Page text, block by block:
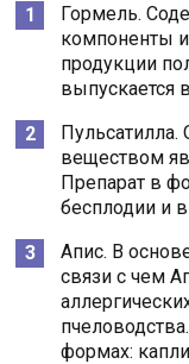
Гормель.
компоненты
продукции
выпускается
веществом
Препарат в
бесплодии и
Апис. В
связи с чем
формах: